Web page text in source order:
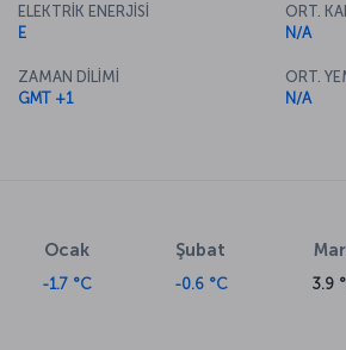
ELEKTRİK ENERJİSİ
E
ZAMAN DİLİMİ
GMT +1
ORT.
N/A
ORT.
N/A
Ocak
-1.7 °C
Şubat
-0.6 °C 3.9